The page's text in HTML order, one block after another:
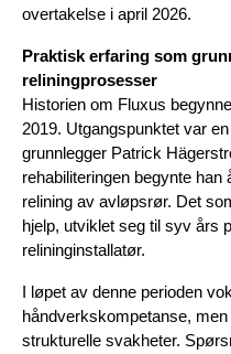
overtakelse i april 2026.
Praktisk erfaring som
reliningprosesser
Historien om Fluxus
2019. Utgangspunktet var
grunnlegger Patrick
rehabiliteringen begynte han
relining av avløpsrør. Det
hjelp, utviklet seg til syv års
relininginstallatør.
I løpet av denne perioden
håndverkskompetanse,
strukturelle svakheter.